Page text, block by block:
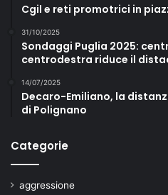
Cgil e reti promotrici in
31/10/2025
Sondaggi Puglia 2025:
centrodestra riduce il
14/07/2025
Decaro-Emiliano, la
di Polignano
Categorie
aggressione